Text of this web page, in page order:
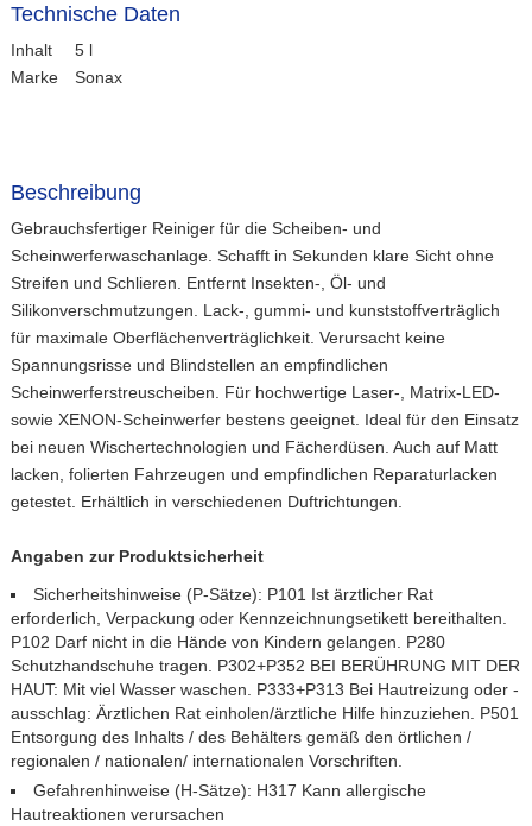
Technische Daten
Inhalt
Marke
5 l
Sonax
Beschreibung
Gebrauchsfertiger Reiniger für die Scheiben- und
Scheinwerferwaschanlage. Schafft in Sekunden klare Sicht ohne
Streifen und Schlieren. Entfernt Insekten-, Öl- und
Silikonverschmutzungen. Lack-, gummi- und kunststoffverträglich
für maximale Oberflächenverträglichkeit. Verursacht keine
Spannungsrisse und Blindstellen an empfindlichen
Scheinwerferstreuscheiben. Für hochwertige Laser-, Matrix-LED-
sowie XENON-Scheinwerfer bestens geeignet. Ideal für den Einsatz
bei neuen Wischertechnologien und Fächerdüsen. Auch auf Matt
lacken, folierten Fahrzeugen und empfindlichen Reparaturlacken
getestet. Erhältlich in verschiedenen Duftrichtungen.
Angaben zur Produktsicherheit
Sicherheitshinweise (P-Sätze): P101 Ist ärztlicher Rat
erforderlich, Verpackung oder Kennzeichnungsetikett bereithalten.
P102 Darf nicht in die Hände von Kindern gelangen. P280
Schutzhandschuhe tragen. P302+P352 BEI BERÜHRUNG MIT DER
HAUT: Mit viel Wasser waschen. P333+P313 Bei Hautreizung oder -
ausschlag: Ärztlichen Rat einholen/ärztliche Hilfe hinzuziehen. P501
Entsorgung des Inhalts / des Behälters gemäß den örtlichen /
regionalen / nationalen/ internationalen Vorschriften.
Gefahrenhinweise (H-Sätze): H317 Kann allergische
Hautreaktionen verursachen